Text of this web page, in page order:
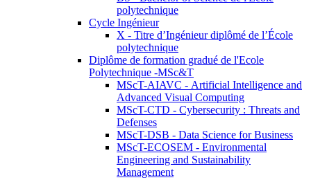
polytechnique
Cycle Ingénieur
X - Titre d’Ingénieur diplômé de l’École
polytechnique
Diplôme de formation gradué de l'Ecole
Polytechnique -MSc&T
MScT-AIAVC - Artificial Intelligence and
Advanced Visual Computing
MScT-CTD - Cybersecurity : Threats and
Defenses
MScT-DSB - Data Science for Business
MScT-ECOSEM - Environmental
Engineering and Sustainability
Management